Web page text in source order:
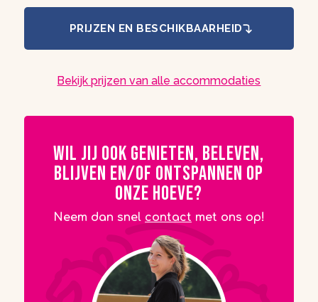
PRIJZEN EN BESCHIKBAARHEID
Bekijk prijzen van alle accommodaties
Wil jij ook genieten, beleven,
blijven en/of ontspannen op
onze Hoeve?
Neem dan snel contact met ons op!